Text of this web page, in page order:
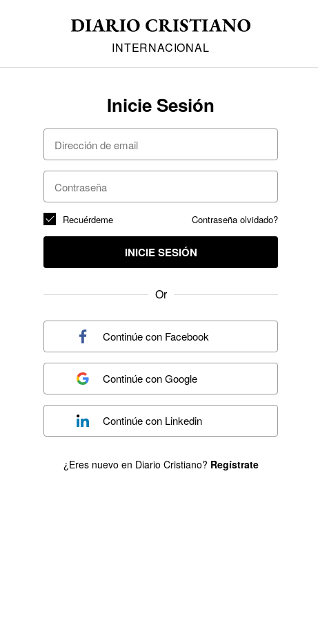
INTERNACIONAL
Inicie Sesión
Contraseña olvidado?
Recuérdeme
INICIE SESIÓN
Or
Continúe con Facebook
Continúe conGoogle
Continúe con Linkedin
¿Eres nuevo en Diario Cristiano? Regístrate